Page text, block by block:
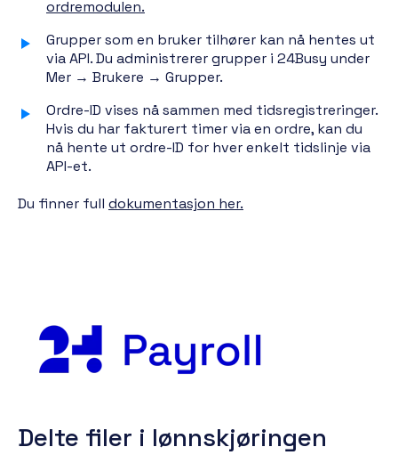
ordremodulen.
Grupper som en bruker tilhører kan nå hentes ut
via API. Du administrerer grupper i 24Busy under
Mer → Brukere → Grupper.
Ordre-ID vises nå sammen med tidsregistreringer.
Hvis du har fakturert timer via en ordre, kan du
nå hente ut ordre-ID for hver enkelt tidslinje via
API-et.
Du finner full dokumentasjon her.
Delte filer i lønnskjøringen